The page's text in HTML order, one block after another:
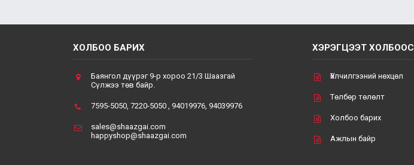
ХОЛБОО БАРИХ
Баянгол дүүрэг 9-р хороо 21/3 Шаазгай
Сүлжээ төв байр.
7595-5050, 7220-5050 , 94019976, 94039976
sales@shaazgai.com
happyshop@shaazgai.com
ХЭРЭГЦЭЭТ ХОЛБООС
Үйлчилгээний нөхцөл
Төлбөр төлөлт
Холбоо барих
Ажлын байр